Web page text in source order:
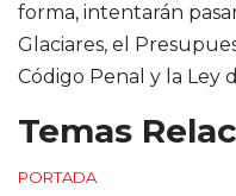
forma, intentarán
Glaciares, el
Código Penal y la Ley
Temas
PORTADA